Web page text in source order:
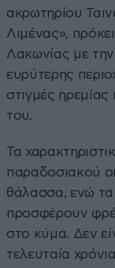
ακρωτηρίου
Λιμένας»,
Λακωνίας με την
ευρύτερης
στιγμές
του.
Τα
παραδοσιακού
θάλασσα, ενώ τα
προσφέρουν
στο κύμα. Δεν
τελευταία